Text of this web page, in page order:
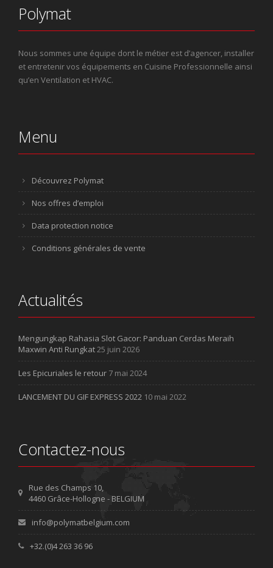
Polymat
Nous sommes une équipe dont le métier est d’agencer, installer
et entretenir vos équipements en Cuisine Professionnelle ainsi
qu’en Ventilation et HVAC.
Menu
Découvrez Polymat
Nos offres d’emploi
Data protection notice
Conditions générales de vente
Actualités
Mengungkap Rahasia Slot Gacor: Panduan Cerdas Meraih
Maxwin Anti Rungkat25 juin 2026
Les Epicuriales le retour 7 mai 2024
LANCEMENT DU GIF EXPRESS 2022 10 mai 2022
Contactez-nous
Rue des Champs 10,
4460 Grâce-Hollogne - BELGIUM
info@polymatbelgium.com
+32.(0)4 263 36 96